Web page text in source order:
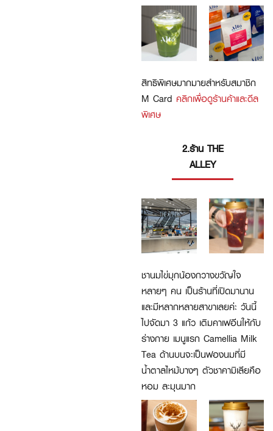
สิทธิพิเศษมากมายสำหรับสมาชิก
M Card คลิกเพื่อดูร้านค้าและดีล
พิเศษ
2.ร้าน THE
ALLEY
ชานมไข่มุกน้องกวางขวัญใจ
หลายๆ คน เป็นร้านที่เปิดมานาน
และมีหลากหลายสาขาเลยค่ะ วันนี้
ไปจัดมา 3 แก้ว เติมคาเฟอีนให้กับ
ร่างกาย เมนูแรก Camellia Milk
Tea ด้านบนจะเป็นฟองนมที่มี
น้ำตาลไหม้บางๆ ตัวชาคามิเลียคือ
หอม ละมุนมาก